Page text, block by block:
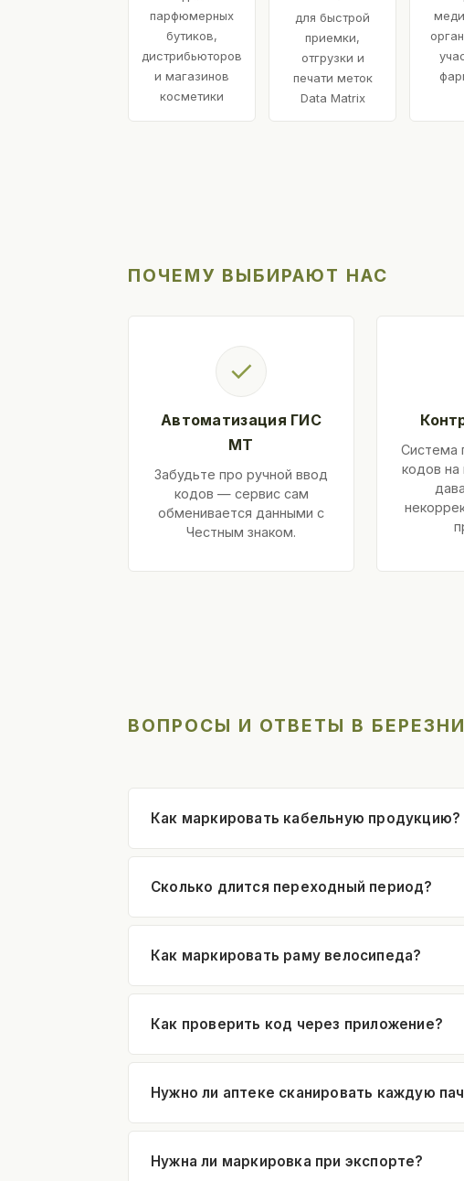
парфюмерных
бутиков,
дистрибьюторов
и магазинов
косметики
для быстрой
приемки,
отгрузки и
печати меток
Data Matrix
ПОЧЕМУ ВЫБИРАЮТ НАС
✓
Автоматизация ГИС
МТ
Забудьте про ручной ввод
кодов — сервис сам
обменивается данными с
Честным знаком.
Система
кодов на
ВОПРОСЫ И ОТВЕТЫ В
Как маркировать кабельную продукцию?
Сколько длится переходный период?
Как маркировать раму велосипеда?
Как проверить код через приложение?
Нужно ли аптеке сканировать каждую
Нужна ли маркировка при экспорте?